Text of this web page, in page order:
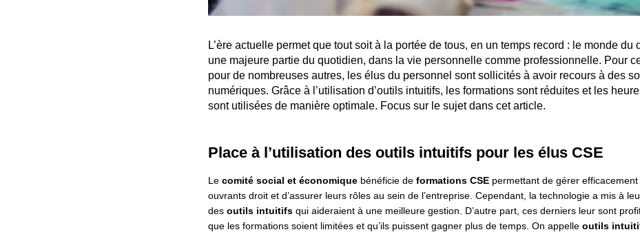
L’ère actuelle permet que tout soit à la portée de tous, en un temps record : le monde du
une majeure partie du quotidien, dans la vie personnelle comme professionnelle. Pour
pour de nombreuses autres, les élus du personnel sont sollicités à avoir recours à des
numériques. Grâce à l’utilisation d’outils intuitifs, les formations sont réduites et les
sont utilisées de manière optimale. Focus sur le sujet dans cet article.
Place à l’utilisation des outils intuitifs pour les élus CSE
Le comité social et économiquebénéficie de formations CSEpermettant de gérer efficacement
ouvrants droit et d’assurer leurs rôles au sein de l’entreprise. Cependant, la technologie a mis à
des outils intuitifsqui aideraient à une meilleure gestion. D’autre part, ces derniers leur sont
que les formations soient limitées et qu’ils puissent gagner plus de temps. On appelle outils